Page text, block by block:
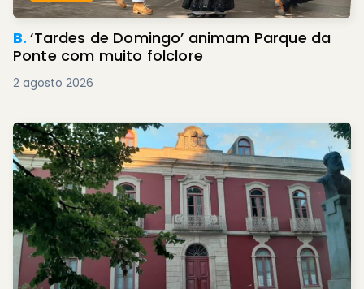
B.‘Tardes de Domingo’ animam Parque da
Ponte com muito folclore
2 agosto 2026